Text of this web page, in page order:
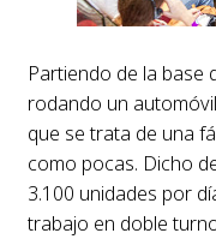
Partiendo de la base
rodando un
que se trata de una
como pocas. Dicho
3.100 unidades por
trabajo en doble